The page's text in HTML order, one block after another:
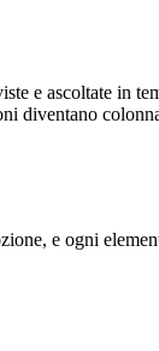
e ascoltate in
diventano
e ogni